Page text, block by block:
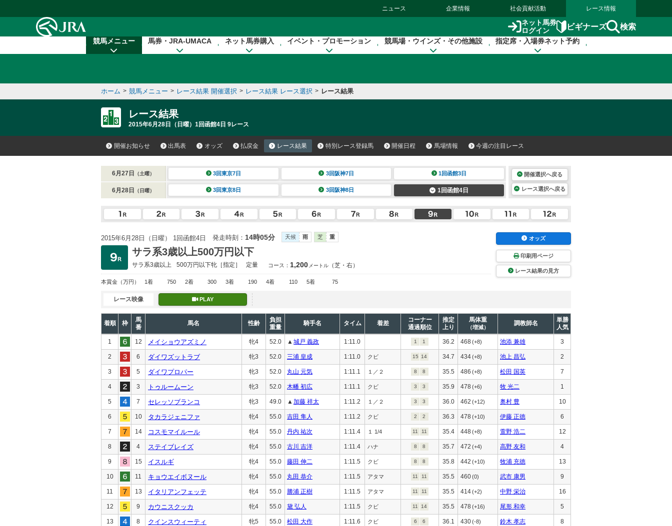
ニュース 企業情報 社会貢献活動 レース情報
ネット馬券
ログイン
ビギナーズ 検索
競馬メニュー 馬券・JRA-UMACA ネット馬券購入 イベント・プロモーション 競馬場・ウインズ・その他施設 指定席・入場券ネット予約
ホーム > 競馬メニュー > レース結果 開催選択 > レース結果 レース選択 > レース結果
レース結果
2015年6月28日（日曜）1回函館4日 9レース
開催お知らせ 出馬表 オッズ 払戻金 レース結果 特別レース登録馬 開催日程 馬場情報 今週の注目レース
6月27日 （土曜） 3回東京7日 3回阪神7日 1回函館3日
6月28日 （日曜） 3回東京8日 3回阪神8日 1回函館4日
開催選択へ戻る
レース選択へ戻る
2015年6月28日（日曜） 1回函館4日 発走時刻： 14時05分 天候 雨 芝 重
サラ系3歳以上500万円以下
サラ系3歳以上 500万円以下牝［指定］ 定量 コース： 1,200 メートル （芝・右）
本賞金 （万円） 1着 750 2着 300 3着 190 4着 110 5着 75
オッズ
印刷用ページ
レース結果の見方
レース映像 PLAY
着順 枠
馬
番
馬名 性齢
負担
重量
騎手名 タイム 着差
コーナー
通過順位
推定
上り
馬体重
（増減）
調教師名
単勝
人気
1 12 メイショウアズミノ 牝4 52.0 ▲ 城戸 義政 1:11.0 1 1 36.2 468(+8) 池添 兼雄 3
2 6 ダイワズットラブ 牝3 52.0 三浦 皇成 1:11.0 クビ 15 14 34.7 434(+8) 池上 昌弘 2
3 5 ダイワプロパー 牝3 52.0 丸山 元気 1:11.1 １／２ 8 8 35.5 486 (+8) 松田 国英 7
4 3 トゥルームーン 牝3 52.0 木幡 初広 1:11.1 クビ 3 3 35.9 478 (+6) 牧 光二 1
5 7 セレッソブランコ 牝3 49.0 ▲ 加藤 祥太 1:11.2 １／２ 3 3 36.0 462 (+12) 奥村 豊 10
6 10 タカラジェニファ 牝4 55.0 吉田 隼人 1:11.2 クビ 2 2 36.3 478 (+10) 伊藤 正徳 6
7 14 コスモマイルール 牝4 55.0 丹内 祐次 1:11.4 １ 1/4 11 11 35.4 448(+8) 萱野 浩二 12
8 4 ステイブレイズ 牝4 55.0 古川 吉洋 1:11.4 ハナ 8 8 35.7 472 (+4) 高野 友和 4
9 15 イスルギ 牝4 55.0 藤田 伸二 1:11.5 クビ 8 8 35.8 442 (+10) 牧浦 充徳 13
10 11 キョウエイボヌール 牝4 55.0 丸田 恭介 1:11.5 アタマ 11 11 35.5 460(0) 武市 康男 9
11 13 イタリアンフェッテ 牝4 55.0 勝浦 正樹 1:11.5 アタマ 11 11 35.5 414(+2) 中野 栄治 16
12 9 カウニスクッカ 牝4 55.0 黛 弘人 1:11.5 クビ 11 14 35.5 478 (+16) 尾形 和幸 5
13 8 クインスウィーティ 牝5 55.0 松田 大作 1:11.6 クビ 6 6 36.1 430(-8) 鈴木 孝志 8